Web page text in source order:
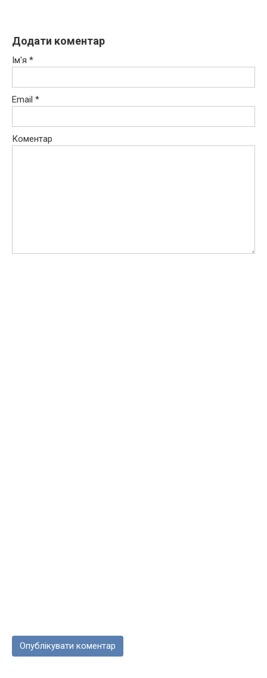
Додати коментар
Ім'я *
Email *
Коментар